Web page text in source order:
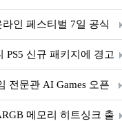
인 페스티벌 7일 공식
PS5 신규 패키지에 경고
전문관 AI Games 오픈
메모리 히트싱크 출